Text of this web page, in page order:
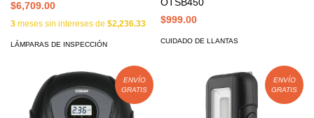
$6,709.00
3 meses sin intereses de $2,236.33
LÁMPARAS DE INSPECCIÓN
$999.00
CUIDADO DE LLANTAS
ENVÍO
GRATIS
ENVÍO
GRATIS